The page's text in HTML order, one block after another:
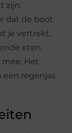
zijn.
dat de boot
je vertrekt.
eten,
Het
een regenjas